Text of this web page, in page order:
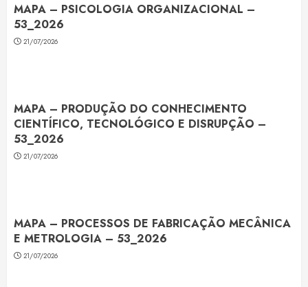
MAPA – PSICOLOGIA ORGANIZACIONAL –
53_2026
21/07/2026
MAPA – PRODUÇÃO DO CONHECIMENTO
CIENTÍFICO, TECNOLÓGICO E DISRUPÇÃO –
53_2026
21/07/2026
MAPA – PROCESSOS DE FABRICAÇÃO MECÂNICA
E METROLOGIA – 53_2026
21/07/2026